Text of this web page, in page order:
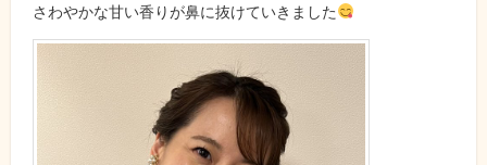
さわやかな甘い香りが鼻に抜けていきました